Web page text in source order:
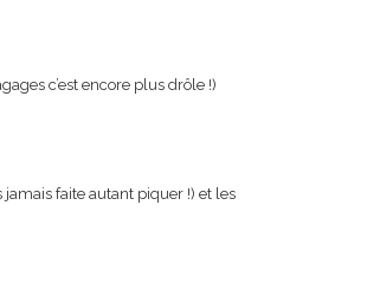
c’est encore plus drôle !)
jamais faite autant piquer !) et les